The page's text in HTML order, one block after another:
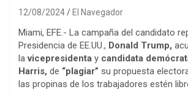
12/08/2024 El Navegador
Miami, EFE.- La campaña del candidato
Presidencia de EE.UU., Donald Trump,
lavicepresidenta y candidata
Harris, de “plagiar” su propuesta
las propinas de los trabajadores estén